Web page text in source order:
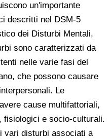
un'importante
descritti nel DSM-5
dei Disturbi Mentali,
sono caratterizzati da
nelle varie fasi del
che possono causare
Le
cause multifattoriali,
fisiologici e socio-culturali.
vari disturbi associati a